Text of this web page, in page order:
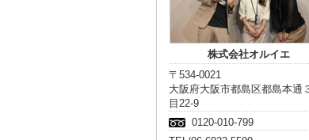
株式会社オルイエ
〒534-0021
大阪府大阪市都島区都島本通
目22-9
0120-010-799